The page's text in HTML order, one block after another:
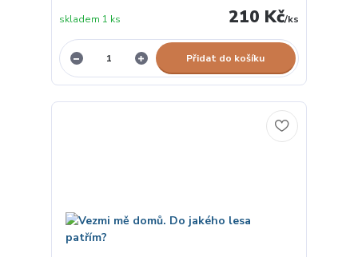
210 Kč/ks
skladem 1 ks
Přidat do košíku